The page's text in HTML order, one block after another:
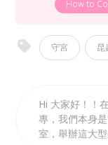
How to
守宮 昆
Hi 大家好！！
專，我們本身
室，舉辦這大